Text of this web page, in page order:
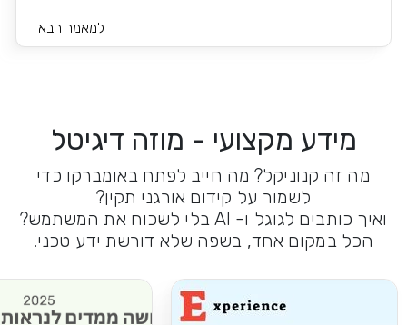
למאמר הבא
מידע מקצועי - מוזה דיגיטל
מה זה קנוניקל? מה חייב לפתח באומברקו כדי
לשמור על קידום אורגני תקין?
ואיך כותבים לגוגל ו- AI בלי לשכוח את המשתמש?
הכל במקום אחד, בשפה שלא דורשת ידע טכני.